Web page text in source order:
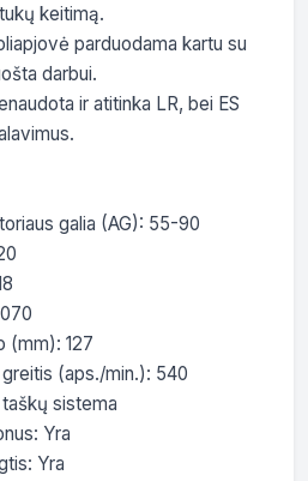
keitimą.
parduodama kartu su
darbui.
ir atitinka LR, bei ES
galia (AG): 55-90
(mm): 127
(aps./min.): 540
sistema
Yra
Yra